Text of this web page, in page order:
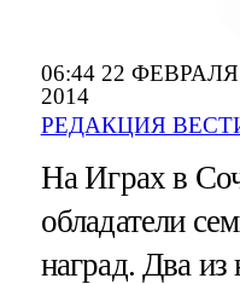
06:44 22 ФЕВРАЛЯ
2014
РЕДАКЦИЯ
На Играх в
обладатели
наград. Два из